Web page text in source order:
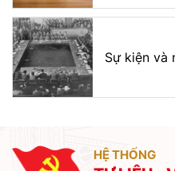
Sự kiện và
HỆ THỐNG